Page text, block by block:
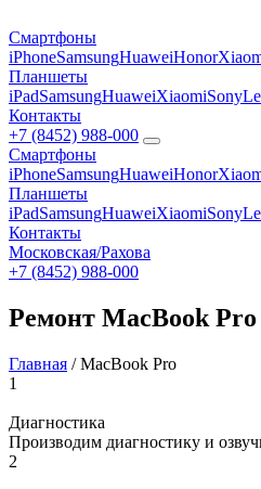
Смартфоны
iPhoneSamsungHuaweiHonor
Планшеты
iPadSamsungHuaweiXiaomiSony
Контакты
+7 (8452) 988-000
Смартфоны
iPhoneSamsungHuaweiHonor
Планшеты
iPadSamsungHuaweiXiaomiSony
Контакты
Московская/Рахова
+7 (8452) 988-000
Ремонт MacBook Pro
Главная / MacBook Pro
1
Диагностика
Производим диагностику и
2